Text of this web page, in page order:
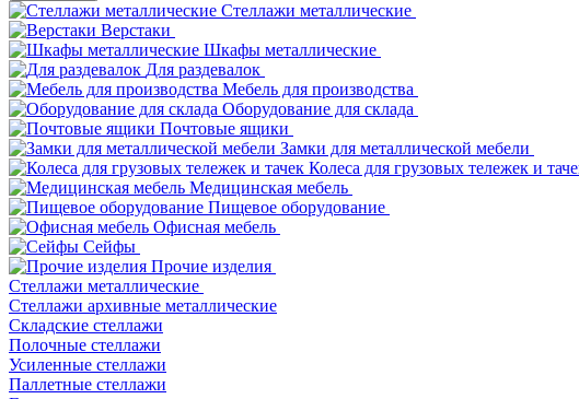
Стеллажи металлические
Верстаки
Шкафы металлические
Для раздевалок
Мебель для производства
Оборудование для склада
Почтовые ящики
Замки для металлической мебели
Колеса для грузовых тележек и
Медицинская мебель
Пищевое оборудование
Офисная мебель
Сейфы
Прочие изделия
Стеллажи металлические
Cтеллажи архивные металлические
Складские стеллажи
Полочные стеллажи
Усиленные стеллажи
Паллетные стеллажи